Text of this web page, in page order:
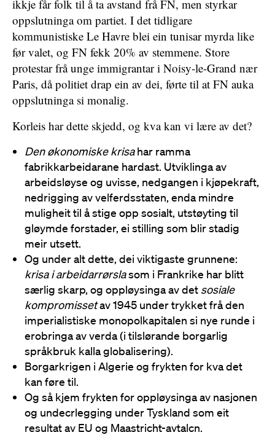
ikkje får folk til å ta avstand frå FN, men styrkar
oppslutninga om partiet. I det tidligare
kommunistiske Le Havre blei ein tunisar myrda like
før valet, og FN fekk 20% av stemmene. Store
protestar frå unge immigrantar i Noisy-le-Grand nær
Paris, då politiet drap ein av dei, førte til at FN auka
oppslutninga si monalig.
Korleis har dette skjedd, og kva kan vi lære av det?
Den økonomiske krisahar ramma
fabrikkarbeidarane hardast. Utviklinga av
arbeidsløyse og uvisse, nedgangen i kjøpekraft,
nedrigging av velferdsstaten, enda mindre
muligheit til å stige opp sosialt, utstøyting til
gløymde forstader, ei stilling som blir stadig
meir utsett.
Og under alt dette, dei viktigaste grunnene:
krisa i arbeidarrørslasom i Frankrike har blitt
særlig skarp, og oppløysinga av det sosiale
kompromissetav 1945 under trykket frå den
imperialistiske monopolkapitalen si nye runde i
erobringa av verda (i tilslørande borgarlig
språkbruk kalla globalisering).
Borgarkrigen i Algerie og frykten for kva det
kan føre til.
Og så kjem frykten for oppløysinga av nasjonen
og undecrlegging under Tyskland som eit
resultat av EU og Maastricht-avtalcn.